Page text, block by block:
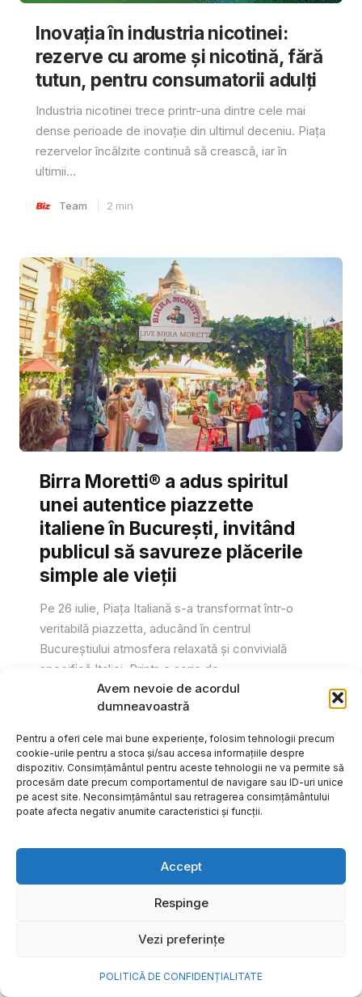
Avem nevoie de acordul
dumneavoastră
Pentru a oferi cele mai bune experiențe, folosim tehnologii precum
cookie-urile pentru a stoca și/sau accesa informațiile despre
dispozitiv. Consimțământul pentru aceste tehnologii ne va permite să
procesăm date precum comportamentul de navigare sau ID-uri unice
pe acest site. Neconsimțământul sau retragerea consimțământului
poate afecta negativ anumite caracteristici și funcții.
Accept
Respinge
Vezi preferințe
POLITICĂ DE CONFIDENȚIALITATE
Inovația în industria nicotinei:
rezerve cu arome și nicotină, fără
tutun, pentru consumatorii adulți
Industria nicotinei trece printr-una dintre cele mai
dense perioade de inovație din ultimul deceniu. Piața
rezervelor încălzite continuă să crească, iar în
ultimii...
Team 2 min
Birra Moretti® a adus spiritul
unei autentice piazzette
italiene în București, invitând
publicul să savureze plăcerile
simple ale vieții
Pe 26 iulie, Piața Italiană s-a transformat într-o
veritabilă piazzetta, aducând în centrul
Bucureștiului atmosfera relaxată și convivială
specifică Italiei. Printr-o serie de...
Gabriel Barliga
frumoase amintiri ale verii într-